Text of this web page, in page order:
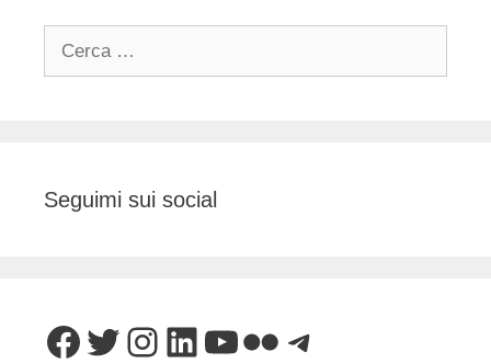
Seguimi sui social
Facebook
Twitter
Instagram
LinkedIn
YouTube
FlickrTelegram